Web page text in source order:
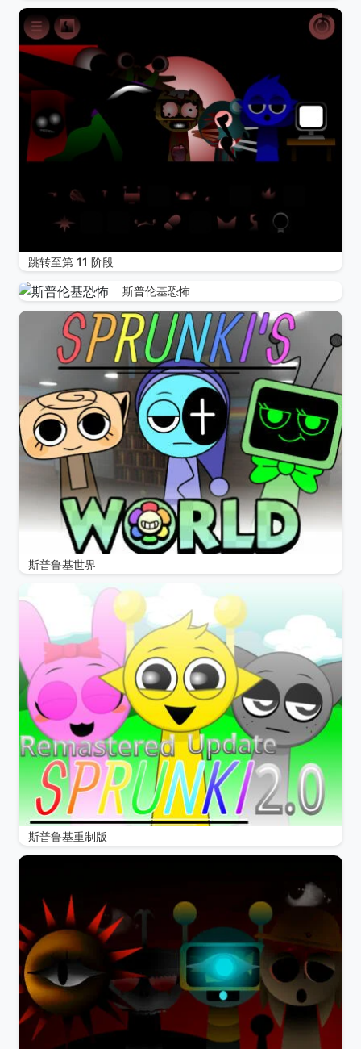
跳转至第 11 阶段
斯普伦基恐怖
斯普鲁基世界
斯普鲁基重制版